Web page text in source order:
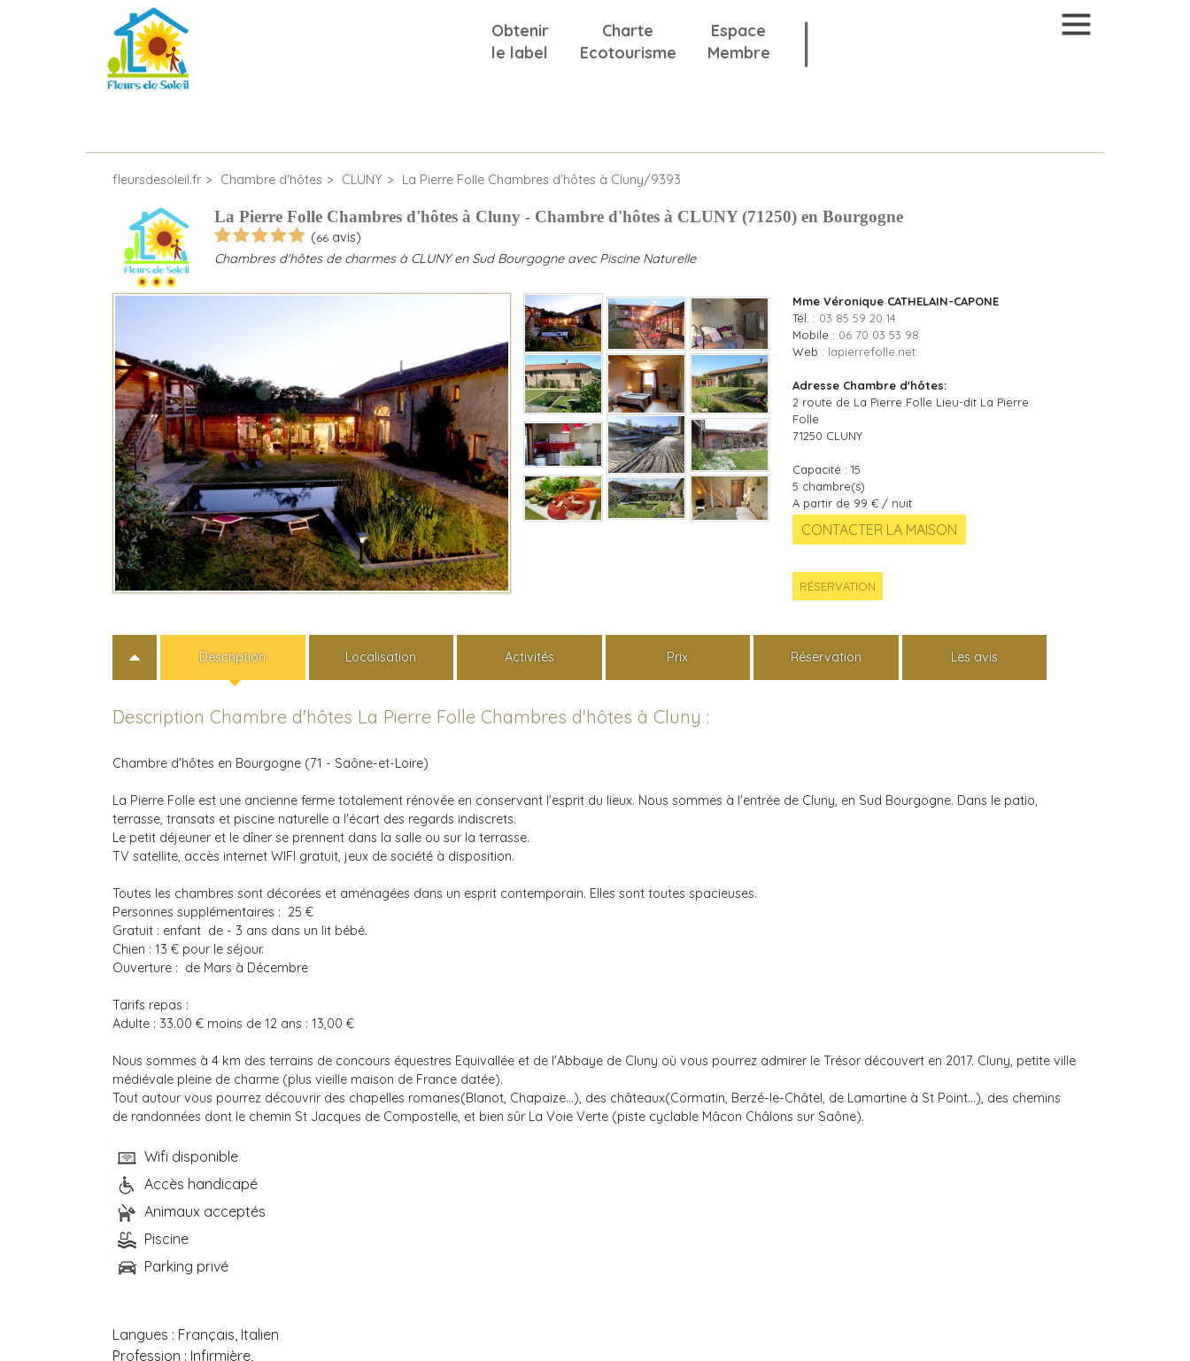
Obtenir
le label
Charte
Ecotourisme
Espace
Membre
fleursdesoleil.fr Chambre d'hôtes CLUNY La Pierre Folle Chambres d'hôtes à Cluny/9393
La Pierre Folle Chambres d'hôtes à Cluny - Chambre d'hôtes à CLUNY (71250) en Bourgogne
(66 avis)
Chambres d'hôtes de charmes à CLUNY en Sud Bourgogne avec Piscine Naturelle
Mme Véronique CATHELAIN-CAPONE
Tél. : 03 85 59 20 14
Mobile : 06 70 03 53 98
Web : lapierrefolle.net
Adresse Chambre d'hôtes:
2 route de La Pierre Folle Lieu-dit La Pierre
Folle
71250 CLUNY
Capacité : 15
5 chambre(s)
A partir de 99 € / nuit
RÉSERVATION
Description Localisation Activités Prix Réservation Les avis
Description Chambre d'hôtes La Pierre Folle Chambres d'hôtes à Cluny :
Chambre d'hôtes en Bourgogne (71 - Saône-et-Loire)
La Pierre Folle est une ancienne ferme totalement rénovée en conservant l'esprit du lieux. Nous sommes à l'entrée de Cluny, en Sud Bourgogne. Dans le patio,
terrasse, transats et piscine naturelle a l'écart des regards indiscrets.
Le petit déjeuner et le dîner se prennent dans la salle ou sur la terrasse.
TV satellite, accès internet WIFI gratuit, jeux de société à disposition.
Toutes les chambres sont décorées et aménagées dans un esprit contemporain. Elles sont toutes spacieuses.
Personnes supplémentaires : 25 €
Gratuit : enfant  de - 3 ans dans un lit bébé.
Chien : 13 € pour le séjour.
Ouverture : de Mars à Décembre
Tarifs repas :
Adulte : 33.00 € moins de 12 ans : 13,00 €
Nous sommes à 4 km des terrains de concours équestres Equivallée et de l'Abbaye de Cluny où vous pourrez admirer le Trésor découvert en 2017. Cluny, petite ville
médiévale pleine de charme (plus vieille maison de France datée).
Tout autour vous pourrez découvrir des chapelles romanes(Blanot, Chapaize...), des châteaux(Cormatin, Berzé-le-Châtel, de Lamartine à St Point...), des chemins
de randonnées dont le chemin St Jacques de Compostelle, et bien sûr La Voie Verte (piste cyclable Mâcon Châlons sur Saône).
Wifi disponible
Accès handicapé
Animaux acceptés
Piscine
Parking privé
Langues : Français, Italien
Profession : Infirmière,